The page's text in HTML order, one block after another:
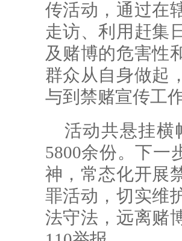
传活动，通过在
走访、利用赶集
及赌博的危害性
群众从自身做起
与到禁赌宣传工
活动共悬挂横
5800余份。下一
神，常态化开展
罪活动，切实维
法守法，远离赌